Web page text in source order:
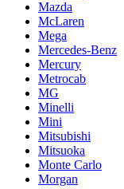
Mazda
McLaren
Mega
Mercedes-Benz
Mercury
Metrocab
MG
Minelli
Mini
Mitsubishi
Mitsuoka
Monte Carlo
Morgan